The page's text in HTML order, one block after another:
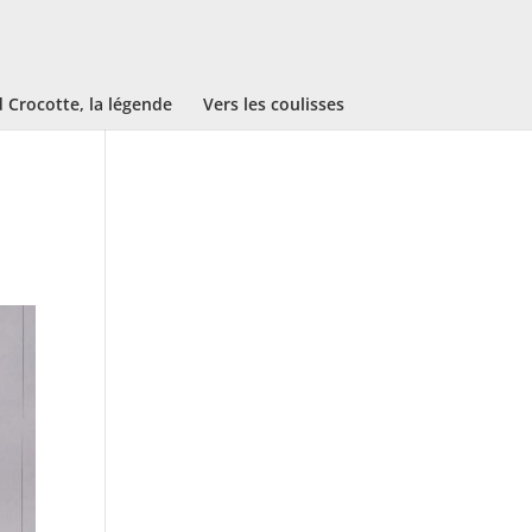
Crocotte, la légende Vers les coulisses